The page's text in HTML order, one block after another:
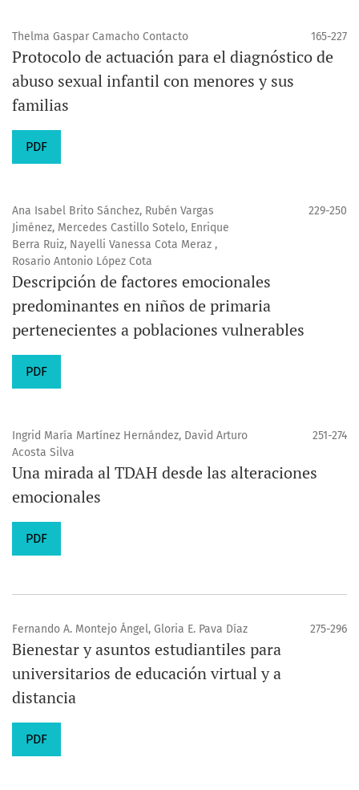
Thelma Gaspar Camacho Contacto 165-227
Protocolo de actuación para el diagnóstico de
abuso sexual infantil con menores y sus
familias
PDF
Ana Isabel Brito Sánchez, Rubén Vargas
Jiménez, Mercedes Castillo Sotelo, Enrique
Berra Ruiz, Nayelli Vanessa Cota Meraz ,
Rosario Antonio López Cota
229-250
Descripción de factores emocionales
predominantes en niños de primaria
pertenecientes a poblaciones vulnerables
PDF
Ingrid María Martínez Hernández, David Arturo
Acosta Silva
251-274
Una mirada al TDAH desde las alteraciones
emocionales
PDF
Fernando A. Montejo Ángel, Gloria E. Pava Díaz 275-296
Bienestar y asuntos estudiantiles para
universitarios de educación virtual y a
distancia
PDF